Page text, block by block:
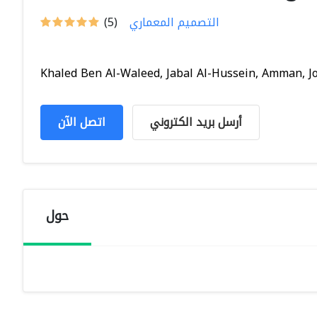
(5) التصميم المعماري
Khaled Ben Al-Waleed, Jabal Al-Hussein, Amman,
اتصل الآن أرسل بريد الكتروني
حول